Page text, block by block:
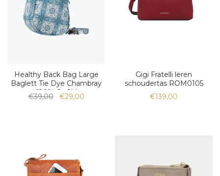
Healthy Back Bag Large
Baglett Tie Dye Chambray
6260LG- CM
€39,00 €29,00
Gigi Fratelli leren
schoudertas ROM0105
€139,00